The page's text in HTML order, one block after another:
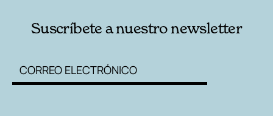
Suscríbete a nuestro newsletter